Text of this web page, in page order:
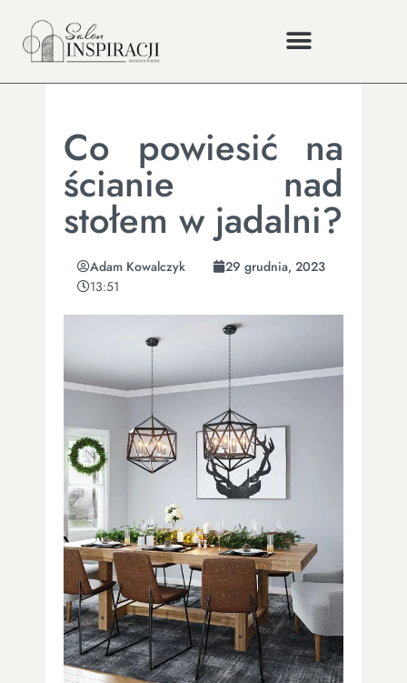
Co powiesić na
ścianie nad
stołem w jadalni?
Adam Kowalczyk
29 grudnia, 2023
13:51